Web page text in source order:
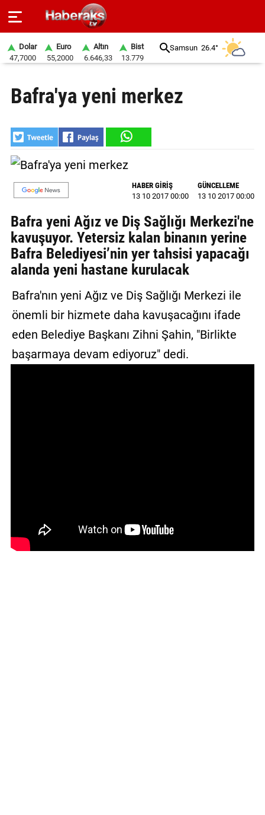
SPOR
YAŞAM
EKONOMİ
BELEDİYELER
SİYASET
EĞİTİM
GALERİ
VİDEO
YAZARLAR
BİZE
Dolar
47,7000
Euro
55,2000
Altın
6.646,33
Bist
13.779
Samsun 26.4°
Bafra'ya yeni merkez
HABER GİRİŞ
13 10 2017 00:00
GÜNCELLEME
13 10 2017 00:00
Bafra yeni Ağız ve Diş Sağlığı Merkezi'ne
kavuşuyor. Yetersiz kalan binanın yerine
Bafra Belediyesi’nin yer tahsisi yapacağı
alanda yeni hastane kurulacak
Bafra'nın yeni Ağız ve Diş Sağlığı Merkezi ile
önemli bir hizmete daha kavuşacağını ifade
eden Belediye Başkanı Zihni Şahin, "Birlikte
başarmaya devam ediyoruz" dedi.